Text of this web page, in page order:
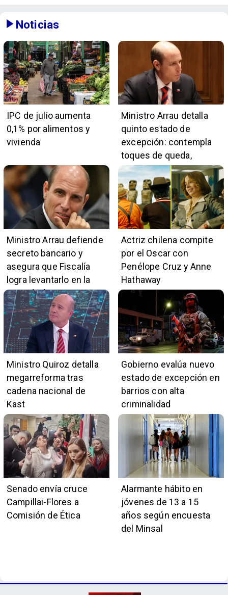
Noticias
IPC de julio aumenta
0,1% por alimentos y
vivienda
Ministro Arrau detalla
quinto estado de
excepción: contempla
toques de queda,
restricciones y
escuchas telefónicas
en zonas críticas
Ministro Arrau defiende
secreto bancario y
asegura que Fiscalía
logra levantarlo en la
mayoría de casos
Actriz chilena compite
por el Oscar con
Penélope Cruz y Anne
Hathaway
Ministro Quiroz detalla
megarreforma tras
cadena nacional de
Kast
Gobierno evalúa nuevo
estado de excepción en
barrios con alta
criminalidad
Senado envía cruce
Campillai-Flores a
Comisión de Ética
Alarmante hábito en
jóvenes de 13 a 15
años según encuesta
del Minsal